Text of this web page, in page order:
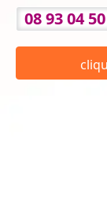
08 93 04